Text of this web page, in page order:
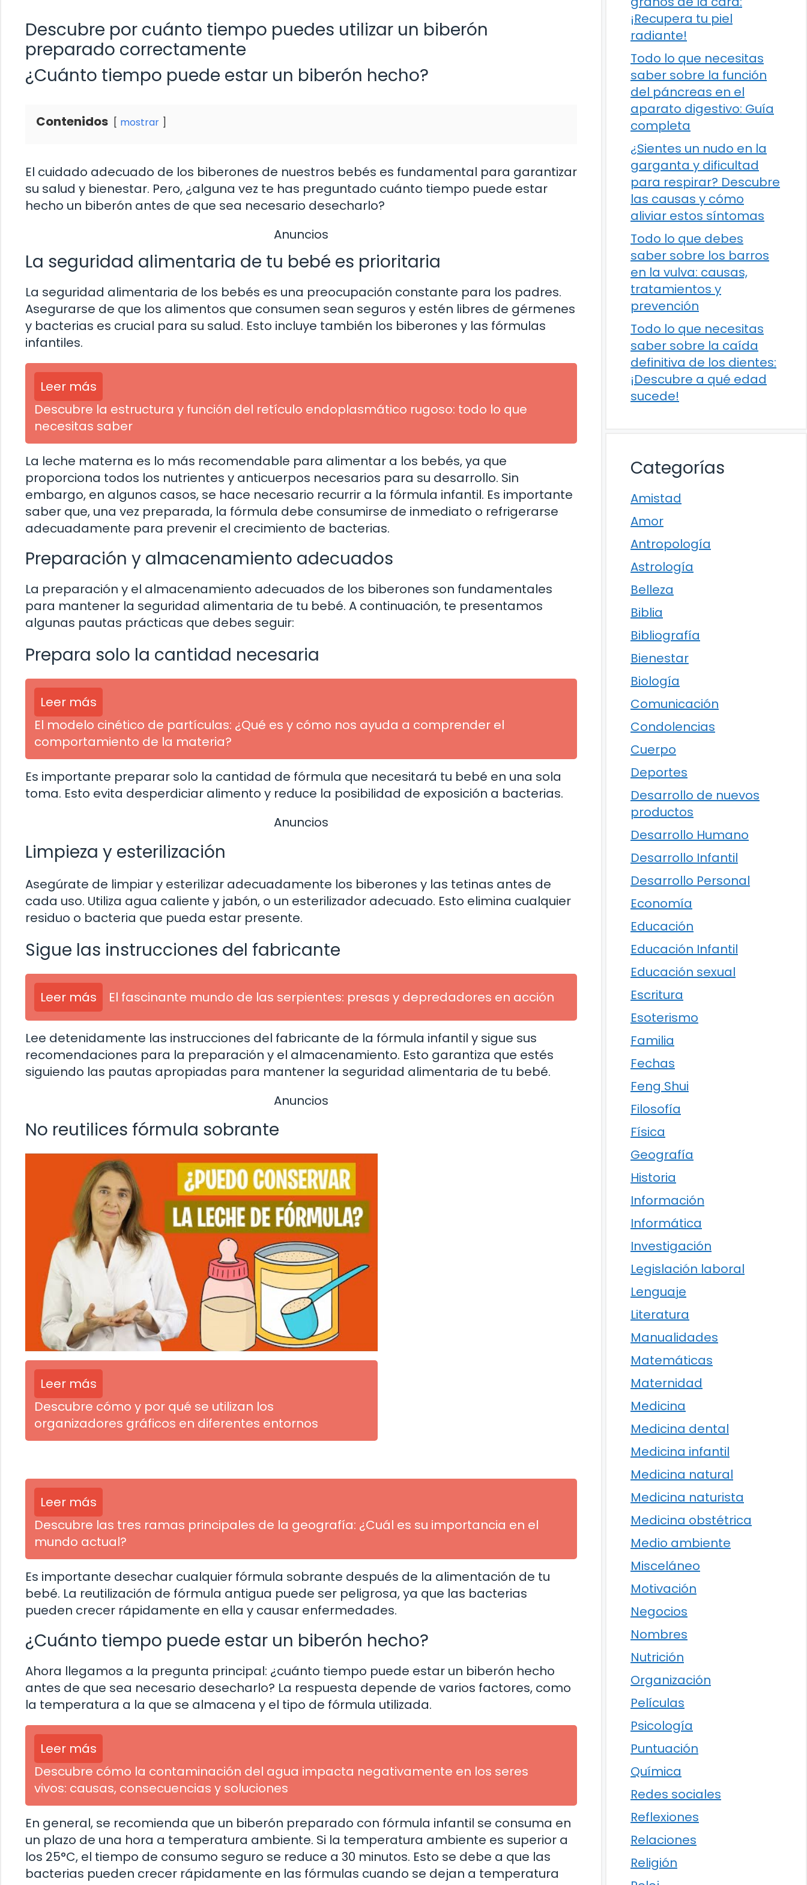
Descubre por cuánto tiempo puedes utilizar un biberón
preparado correctamente
¿Cuánto tiempo puede estar un biberón hecho?
Contenidos mostrar
El cuidado adecuado de los biberones de nuestros bebés es fundamental para garantizar
su salud y bienestar. Pero, ¿alguna vez te has preguntado cuánto tiempo puede estar
hecho un biberón antes de que sea necesario desecharlo?
Anuncios
La seguridad alimentaria de tu bebé es prioritaria
La seguridad alimentaria de los bebés es una preocupación constante para los padres.
Asegurarse de que los alimentos que consumen sean seguros y estén libres de gérmenes
y bacterias es crucial para su salud. Esto incluye también los biberones y las fórmulas
infantiles.
Leer más
Descubre la estructura y función del retículo endoplasmático rugoso: todo lo que
necesitas saber
La leche materna es lo más recomendable para alimentar a los bebés, ya que
proporciona todos los nutrientes y anticuerpos necesarios para su desarrollo. Sin
embargo, en algunos casos, se hace necesario recurrir a la fórmula infantil. Es importante
saber que, una vez preparada, la fórmula debe consumirse de inmediato o refrigerarse
adecuadamente para prevenir el crecimiento de bacterias.
Preparación y almacenamiento adecuados
La preparación y el almacenamiento adecuados de los biberones son fundamentales
para mantener la seguridad alimentaria de tu bebé. A continuación, te presentamos
algunas pautas prácticas que debes seguir:
Prepara solo la cantidad necesaria
Leer más
El modelo cinético de partículas: ¿Qué es y cómo nos ayuda a comprender el
comportamiento de la materia?
Es importante preparar solo la cantidad de fórmula que necesitará tu bebé en una sola
toma. Esto evita desperdiciar alimento y reduce la posibilidad de exposición a bacterias.
Anuncios
Limpieza y esterilización
Asegúrate de limpiar y esterilizar adecuadamente los biberones y las tetinas antes de
cada uso. Utiliza agua caliente y jabón, o un esterilizador adecuado. Esto elimina cualquier
residuo o bacteria que pueda estar presente.
Sigue las instrucciones del fabricante
Leer más El fascinante mundo de las serpientes: presas y depredadores en acción
Lee detenidamente las instrucciones del fabricante de la fórmula infantil y sigue sus
recomendaciones para la preparación y el almacenamiento. Esto garantiza que estés
siguiendo las pautas apropiadas para mantener la seguridad alimentaria de tu bebé.
Anuncios
No reutilices fórmula sobrante
Leer más
Descubre cómo y por qué se utilizan los
organizadores gráficos en diferentes entornos
Leer más
Descubre las tres ramas principales de la geografía: ¿Cuál es su importancia en el
mundo actual?
Es importante desechar cualquier fórmula sobrante después de la alimentación de tu
bebé. La reutilización de fórmula antigua puede ser peligrosa, ya que las bacterias
pueden crecer rápidamente en ella y causar enfermedades.
¿Cuánto tiempo puede estar un biberón hecho?
Ahora llegamos a la pregunta principal: ¿cuánto tiempo puede estar un biberón hecho
antes de que sea necesario desecharlo? La respuesta depende de varios factores, como
la temperatura a la que se almacena y el tipo de fórmula utilizada.
Leer más
Descubre cómo la contaminación del agua impacta negativamente en los seres
vivos: causas, consecuencias y soluciones
En general, se recomienda que un biberón preparado con fórmula infantil se consuma en
un plazo de una hora a temperatura ambiente. Si la temperatura ambiente es superior a
los 25°C, el tiempo de consumo seguro se reduce a 30 minutos. Esto se debe a que las
bacterias pueden crecer rápidamente en las fórmulas cuando se dejan a temperatura
¡Recupera tu piel
radiante!
Todo lo que necesitas
saber sobre la función
del páncreas en el
aparato digestivo: Guía
completa
¿Sientes un nudo en la
garganta y dificultad
para respirar? Descubre
las causas y cómo
aliviar estos síntomas
Todo lo que debes
saber sobre los barros
en la vulva: causas,
tratamientos y
prevención
Todo lo que necesitas
saber sobre la caída
definitiva de los dientes:
¡Descubre a qué edad
sucede!
Categorías
Amistad
Amor
Antropología
Astrología
Belleza
Biblia
Bibliografía
Bienestar
Biología
Comunicación
Condolencias
Cuerpo
Deportes
Desarrollo de nuevos
productos
Desarrollo Humano
Desarrollo Infantil
Desarrollo Personal
Economía
Educación
Educación Infantil
Educación sexual
Escritura
Esoterismo
Familia
Fechas
Feng Shui
Filosofía
Física
Geografía
Historia
Información
Informática
Investigación
Legislación laboral
Lenguaje
Literatura
Manualidades
Matemáticas
Maternidad
Medicina
Medicina dental
Medicina infantil
Medicina natural
Medicina naturista
Medicina obstétrica
Medio ambiente
Misceláneo
Motivación
Negocios
Nombres
Nutrición
Organización
Películas
Psicología
Puntuación
Química
Redes sociales
Reflexiones
Relaciones
Religión